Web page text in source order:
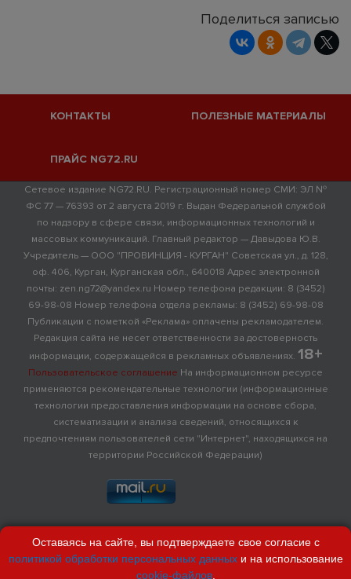
Поделиться записью
КОНТАКТЫ ПОЛЕЗНЫЕ МАТЕРИАЛЫ
ПРАЙС NG72.RU
Сетевое издание NG72.RU. Регистрационный номер СМИ: ЭЛ №
ФС 77 — 76393 от 2 августа 2019 г. Выдан Федеральной службой
по надзору в сфере связи, информационных технологий и
массовых коммуникаций. Главный редактор — Давыдова Ю.В.
Учредитель — ООО "ПРОВИНЦИЯ - КУРГАН" Советская ул., д. 128,
оф. 406, Курган, Курганская обл., 640018 Адрес электронной
почты: zen.ng72@yandex.ru Номер телефона редакции: 8 (3452)
69-98-08 Номер телефона отдела рекламы: 8 (3452) 69-98-08
Публикации с пометкой «Реклама» оплачены рекламодателем.
Редакция сайта не несет ответственности за достоверность
информации, содержащейся в рекламных объявлениях. 18+
Пользовательское соглашение На информационном ресурсе
применяются рекомендательные технологии (информационные
технологии предоставления информации на основе сбора,
систематизации и анализа сведений, относящихся к
предпочтениям пользователей сети "Интернет", находящихся на
территории Российской Федерации)
Оставаясь на сайте, вы подтверждаете свое согласие с
политикой обработки персональных данныхи на использование
cookie-файлов.